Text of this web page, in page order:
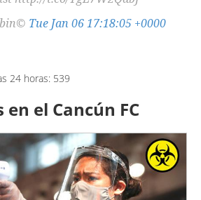
Tue Jan 06 17:18:05 +0000
24 horas: 539
el Cancún FC